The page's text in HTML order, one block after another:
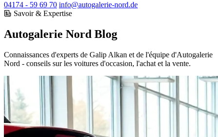
04174 - 59 69 70 info@autogalerie-nord.de
Savoir & Expertise
Autogalerie Nord Blog
Connaissances d'experts de Galip Alkan et de l'équipe d'Autogalerie
Nord - conseils sur les voitures d'occasion, l'achat et la vente.